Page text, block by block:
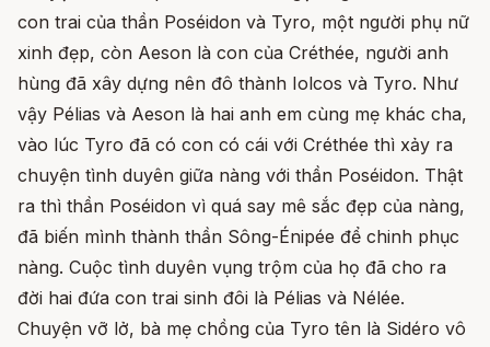
con trai của thần Poséidon và Tyro, một người phụ nữ
xinh đẹp, còn Aeson là con của Créthée, người anh
hùng đã xây dựng nên đô thành Iolcos và Tyro. Như
vậy Pélias và Aeson là hai anh em cùng mẹ khác cha,
vào lúc Tyro đã có con có cái với Créthée thì xảy ra
chuyện tình duyên giữa nàng với thần Poséidon. Thật
ra thì thần Poséidon vì quá say mê sắc đẹp của nàng,
đã biến mình thành thần Sông-Énipée để chinh phục
nàng. Cuộc tình duyên vụng trộm của họ đã cho ra
đời hai đứa con trai sinh đôi là Pélias và Nélée.
Chuyện vỡ lở, bà mẹ chồng của Tyro tên là Sidéro vô